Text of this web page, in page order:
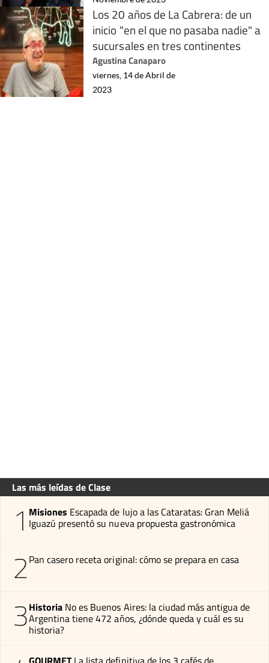
Los 20 años de La Cabrera: de un
inicio "en el que no pasaba nadie" a
sucursales en tres continentes
Agustina Canaparo
viernes, 14 de Abril de
2023
Las más leídas de Clase
1 Misiones Escapada de lujo a las Cataratas: Gran Meliá
Iguazú presentó su nueva propuesta gastronómica
2Pan casero receta original: cómo se prepara en casa
3Historia No es Buenos Aires: la ciudad más antigua de
Argentina tiene 472 años, ¿dónde queda y cuál es su
historia?